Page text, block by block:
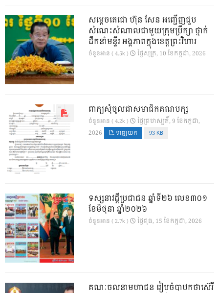
សម្តេចតេជោ ហ៊ុន សែន អញ្ជើញជួប
សំណេះសំណាលជាមួយក្រុមប្រឹក្សា ថ្នាក់
ដឹកនាំមន្ទីរ អង្គភាពក្នុងខេត្តព្រះវិហារ
ចំនួនអាន ( 4.5k ) ថ្ងៃ​សុក្រ, 10 ខែ​កក្កដា, 2026
ពាក្យសុំចូលជាសមាជិកគណបក្ស
ចំនួនអាន ( 4.2k )
ថ្ងៃ​ព្រហស្បតិ៍, 9 ខែ​កក្កដា,
2026
ទាញយក 93 KB
ទស្សនាវដ្ដីប្រជាជន ឆ្នាំទី២៦ លេខ៣០១
ខែមិថុនា ឆ្នាំ២០២៦
ចំនួនអាន ( 2.7k ) ថ្ងៃ​ពុធ, 15 ខែ​កក្កដា, 2026
គណៈចលនាមហាជន រៀបចំបាឋកថាស៊េរី